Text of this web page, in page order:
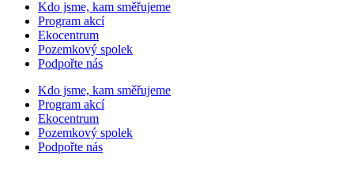
Kdo jsme, kam směřujeme
Program akcí
Ekocentrum
Pozemkový spolek
Podpořte nás
Kdo jsme, kam směřujeme
Program akcí
Ekocentrum
Pozemkový spolek
Podpořte nás